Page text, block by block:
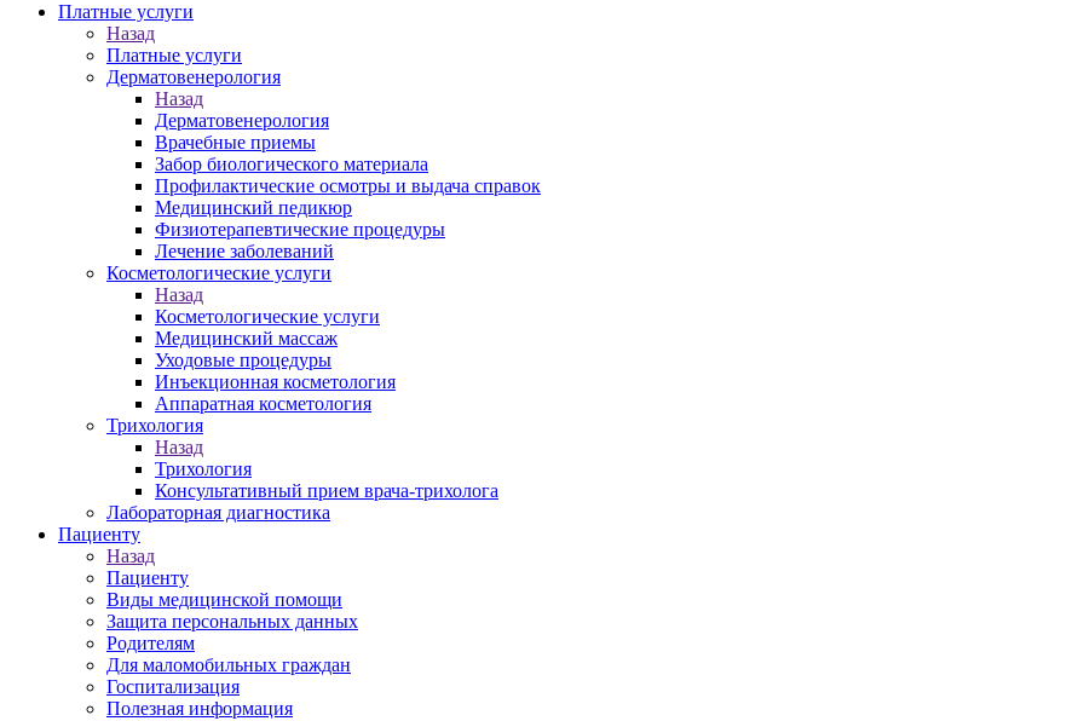
Платные услуги
Назад
Платные услуги
Дерматовенерология
Назад
Дерматовенерология
Врачебные приемы
Забор биологического материала
Профилактические осмотры и выдача справок
Медицинский педикюр
Физиотерапевтические процедуры
Лечение заболеваний
Косметологические услуги
Назад
Косметологические услуги
Медицинский массаж
Уходовые процедуры
Инъекционная косметология
Аппаратная косметология
Трихология
Назад
Трихология
Консультативный прием врача-трихолога
Лабораторная диагностика
Пациенту
Назад
Пациенту
Виды медицинской помощи
Защита персональных данных
Родителям
Для маломобильных граждан
Госпитализация
Полезная информация